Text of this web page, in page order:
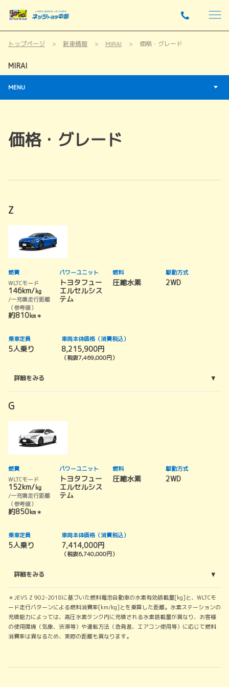
トップページ 新車情報 MIRAI 価格・グレード
MIRAI
MENU
価格・グレード
Z
燃費
WLTCモード
146km/㎏
/一充填走行距離
（参考値）
約810㎞＊
パワーユニット
トヨタフュー
エルセルシス
テム
燃料
圧縮水素
駆動方式
2WD
乗車定員
5人乗り
車両本体価格（消費税込）
8,215,900円
（税抜7,469,000円）
詳細をみる
G
燃費
WLTCモード
152km/㎏
/一充填走行距離
（参考値）
約850㎞＊
パワーユニット
トヨタフュー
エルセルシス
テム
燃料
圧縮水素
駆動方式
2WD
乗車定員
5人乗り
車両本体価格（消費税込）
7,414,000円
（税抜6,740,000円）
詳細をみる
＊JEVS Z 902-2018に基づいた燃料電池自動車の水素有効搭載量[kg]と、WLTCモ
ード走行パターンによる燃料消費率[km/kg]とを乗算した距離。水素ステーションの
充填能力によっては、高圧水素タンク内に充填される水素搭載量が異なり、お客様
の使用環境（気象、渋滞等）や運転方法（急発進、エアコン使用等）に応じて燃料
消費率は異なるため、実際の距離も異なります。